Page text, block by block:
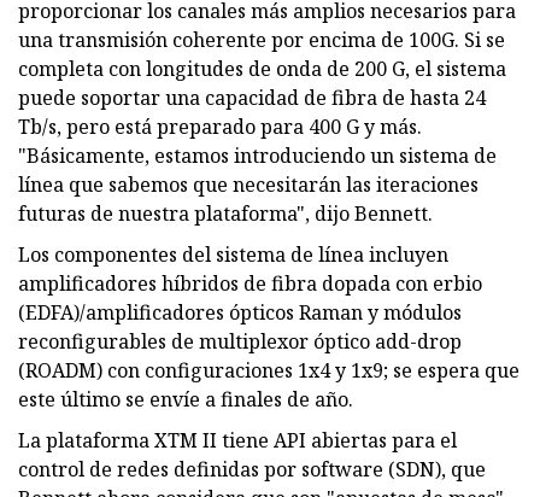
proporcionar los canales más amplios necesarios para
una transmisión coherente por encima de 100G. Si se
completa con longitudes de onda de 200 G, el sistema
puede soportar una capacidad de fibra de hasta 24
Tb/s, pero está preparado para 400 G y más.
"Básicamente, estamos introduciendo un sistema de
línea que sabemos que necesitarán las iteraciones
futuras de nuestra plataforma", dijo Bennett.
Los componentes del sistema de línea incluyen
amplificadores híbridos de fibra dopada con erbio
(EDFA)/amplificadores ópticos Raman y módulos
reconfigurables de multiplexor óptico add-drop
(ROADM) con configuraciones 1x4 y 1x9; se espera que
este último se envíe a finales de año.
La plataforma XTM II tiene API abiertas para el
control de redes definidas por software (SDN), que